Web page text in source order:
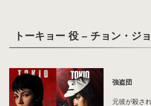
トーキョー 役 – チョン・ジ
強盗団
元彼が殺さ